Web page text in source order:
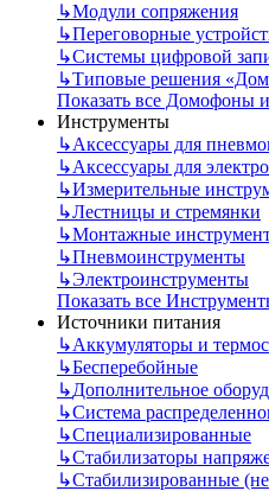
↳Модули сопряжения
↳Переговорные
↳Системы цифровой
↳Типовые решения
Показать все Домофоны
Инструменты
↳Аксессуары для
↳Аксессуары для
↳Измерительные
↳Лестницы и стремянки
↳Монтажные
↳Пневмоинструменты
↳Электроинструменты
Показать все
Источники питания
↳Аккумуляторы и
↳Бесперебойные
↳Дополнительное
↳Система
↳Специализированные
↳Стабилизаторы
↳Стабилизированные